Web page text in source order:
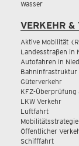
Wasser
VERKEHR &
Aktive Mobilität
Landesstraßen in
Autofahren in
Bahninfrastruktur
Güterverkehr
KFZ-Überprüfung
LKW Verkehr
Luftfahrt
Mobilitätsstrategie
Öffentlicher
Schifffahrt